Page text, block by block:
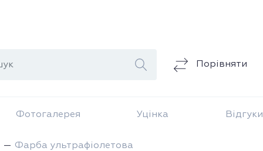
Порівняти
Фотогалерея Уцінка Відгуки
Фарба ультрафіолетова